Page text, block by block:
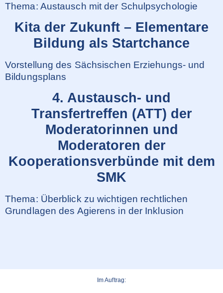
Thema: Austausch mit der Schulpsychologie
Kita der Zukunft – Elementare
Bildung als Startchance
Vorstellung des Sächsischen Erziehungs- und
Bildungsplans
4. Austausch- und
Transfertreffen (ATT) der
Moderatorinnen und
Moderatoren der
Kooperationsverbünde mit dem
SMK
Thema: Überblick zu wichtigen rechtlichen
Grundlagen des Agierens in der Inklusion
Im Auftrag: